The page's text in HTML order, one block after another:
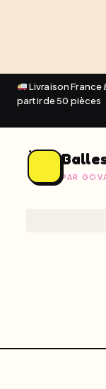
Livraison France
partir de 50 pièces
PAR